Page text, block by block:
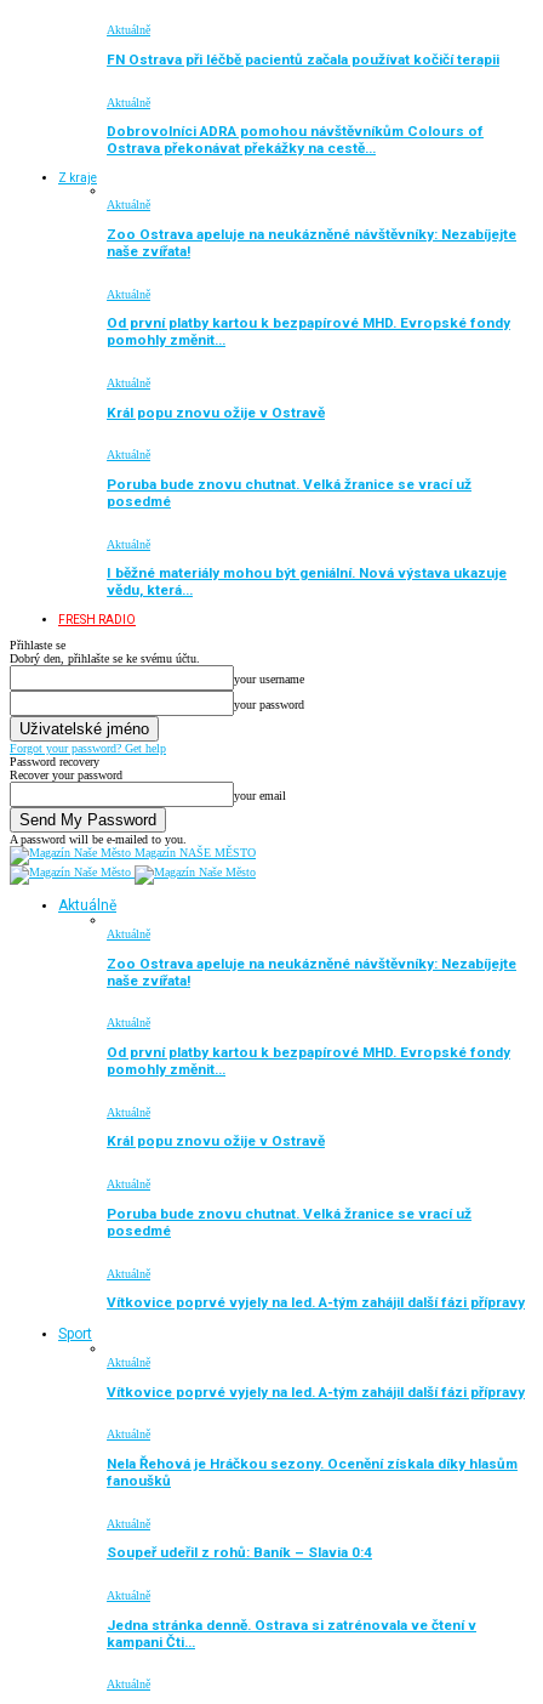
Aktuálně
FN Ostrava při léčbě pacientů začala používat kočičí terapii
Aktuálně
Dobrovolníci ADRA pomohou návštěvníkům Colours of
Ostrava překonávat překážky na cestě…
Z kraje
Aktuálně
Zoo Ostrava apeluje na neukázněné návštěvníky: Nezabíjejte
naše zvířata!
Aktuálně
Od první platby kartou k bezpapírové MHD. Evropské fondy
pomohly změnit…
Aktuálně
Král popu znovu ožije v Ostravě
Aktuálně
Poruba bude znovu chutnat. Velká žranice se vrací už
posedmé
Aktuálně
I běžné materiály mohou být geniální. Nová výstava ukazuje
vědu, která…
FRESH RADIO
Přihlaste se
Dobrý den, přihlašte se ke svému účtu.
your username
your password
Forgot your password? Get help
Password recovery
Recover your password
your email
A password will be e-mailed to you.
Magazín NAŠE MĚSTO
Aktuálně
Aktuálně
Zoo Ostrava apeluje na neukázněné návštěvníky: Nezabíjejte
naše zvířata!
Aktuálně
Od první platby kartou k bezpapírové MHD. Evropské fondy
pomohly změnit…
Aktuálně
Král popu znovu ožije v Ostravě
Aktuálně
Poruba bude znovu chutnat. Velká žranice se vrací už
posedmé
Aktuálně
Vítkovice poprvé vyjely na led. A-tým zahájil další fázi přípravy
Sport
Aktuálně
Vítkovice poprvé vyjely na led. A-tým zahájil další fázi přípravy
Aktuálně
Nela Řehová je Hráčkou sezony. Ocenění získala díky hlasům
fanoušků
Aktuálně
Soupeř udeřil z rohů: Baník – Slavia 0:4
Aktuálně
Jedna stránka denně. Ostrava si zatrénovala ve čtení v
kampani Čti…
Aktuálně